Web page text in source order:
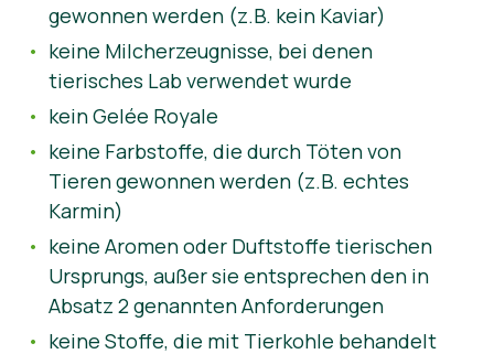
gewonnen werden (z.B. kein Kaviar)
keine Milcherzeugnisse, bei denen
tierisches Lab verwendet wurde
kein Gelée Royale
keine Farbstoffe, die durch Töten von
Tieren gewonnen werden (z.B. echtes
Karmin)
keine Aromen oder Duftstoffe tierischen
Ursprungs, außer sie entsprechen den in
Absatz 2 genannten Anforderungen
keine Stoffe, die mit Tierkohle behandelt